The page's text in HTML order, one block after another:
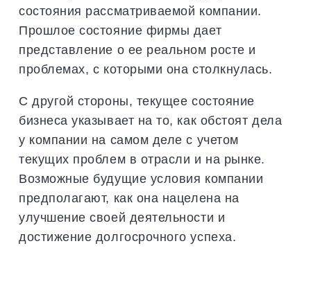
состояния рассматриваемой компании.
Прошлое состояние фирмы дает
представление о ее реальном росте и
проблемах, с которыми она столкнулась.
С другой стороны, текущее состояние
бизнеса указывает на то, как обстоят дела
у компании на самом деле с учетом
текущих проблем в отрасли и на рынке.
Возможные будущие условия компании
предполагают, как она нацелена на
улучшение своей деятельности и
достижение долгосрочного успеха.